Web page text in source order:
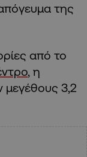
της
από το
, η
μεγέθους 3,2